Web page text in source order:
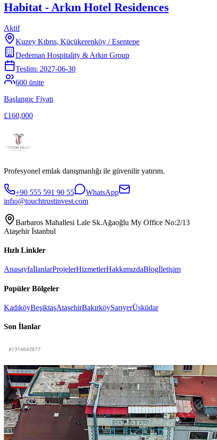
Habitat - Arkın Hotel Residences
Aktif
Kuzey Kıbrıs, Küçükerenköy / Esentepe
Dedeman Hospitality & Arkın Group
Teslim: 2027-06-30
600 ünite
Başlangıç Fiyatı
£160,000
Profesyonel emlak danışmanlığı ile güvenilir yatırım.
+90 555 591 90 55
WhatsApp
infıo@touchtrustinvest.com
Barbaros Mahallesi Lale Sk.Ağaoğlu My Office No:2/13
Ataşehir İstanbul
Hızlı Linkler
AnasayfaİlanlarProjelerHizmetlerHakkımızdaBlogİletişim
Popüler Bölgeler
KadıköyBeşiktaşAtaşehirBakırköySarıyerÜsküdar
Son İlanlar